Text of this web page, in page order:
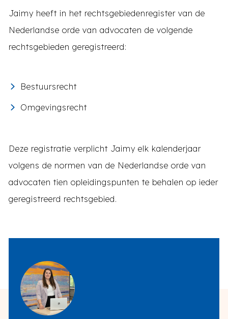
Jaimy heeft in het rechtsgebiedenregister van de
Nederlandse orde van advocaten de volgende
rechtsgebieden geregistreerd:
Bestuursrecht
Omgevingsrecht
Deze registratie verplicht Jaimy elk kalenderjaar
volgens de normen van de Nederlandse orde van
advocaten tien opleidingspunten te behalen op ieder
geregistreerd rechtsgebied.